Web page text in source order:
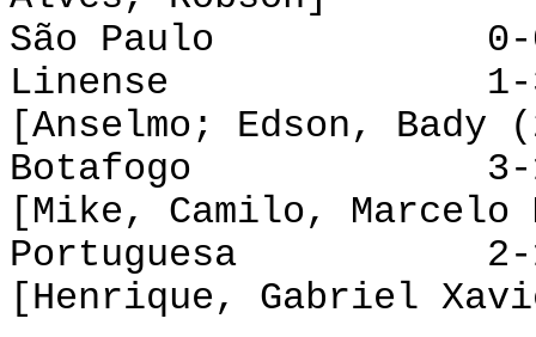
São Paulo 0-0
Linense 1-3
[Anselmo; Edson, Bady
Botafogo 3-1
[Mike, Camilo, Marcelo
Portuguesa 2-1
[Henrique, Gabriel